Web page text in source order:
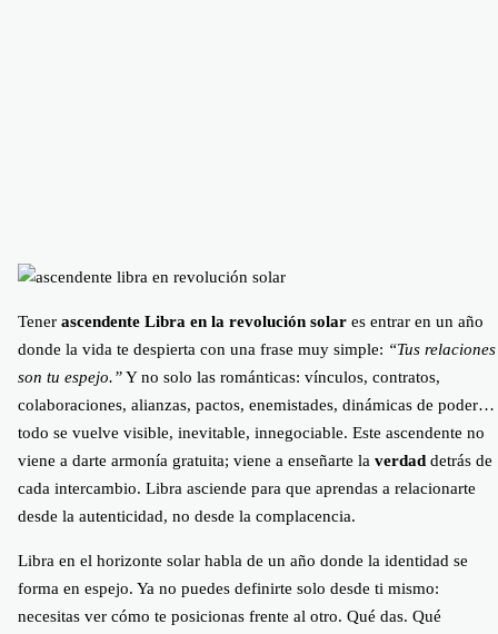
Tener ascendente Libra en la revolución solar es entrar en un año
donde la vida te despierta con una frase muy simple: “Tus relaciones
son tu espejo.”Y no solo las románticas: vínculos, contratos,
colaboraciones, alianzas, pactos, enemistades, dinámicas de poder…
todo se vuelve visible, inevitable, innegociable. Este ascendente no
viene a darte armonía gratuita; viene a enseñarte la verdad detrás de
cada intercambio. Libra asciende para que aprendas a relacionarte
desde la autenticidad, no desde la complacencia.
Libra en el horizonte solar habla de un año donde la identidad se
forma en espejo. Ya no puedes definirte solo desde ti mismo:
necesitas ver cómo te posicionas frente al otro. Qué das. Qué